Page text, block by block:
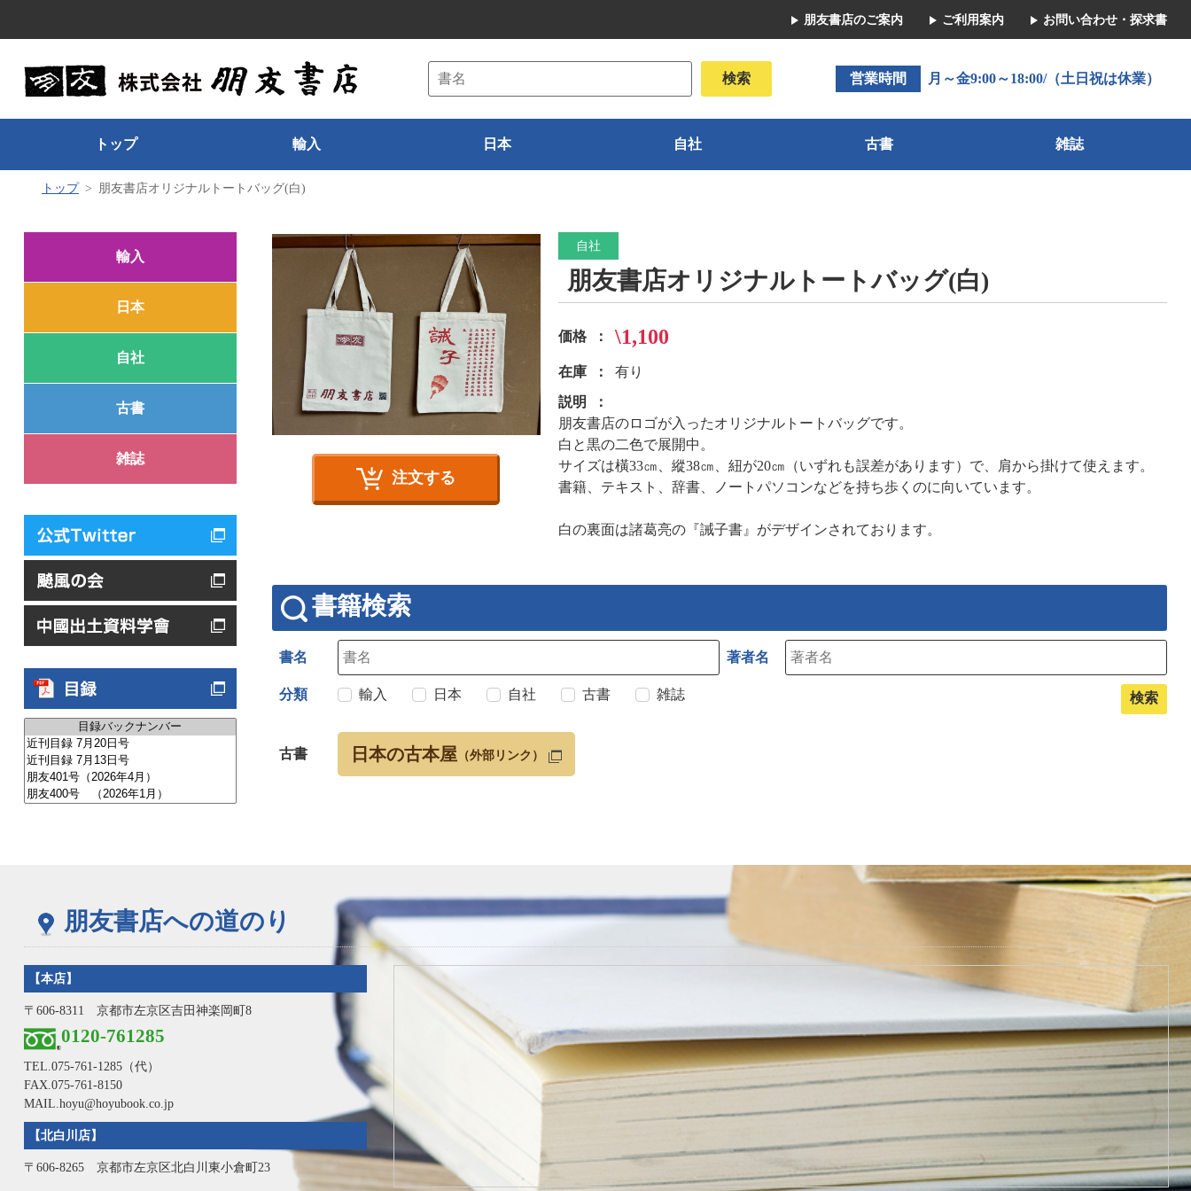
朋友書店のご案内 ご利用案内 お問い合わせ・探求書
営業時間 月～金9:00～18:00/（土日祝は休業）
トップ 輸入 日本 自社 古書 雑誌
トップ 朋友書店オリジナルトートバッグ(白)
輸入
日本
自社
古書
雑誌
注文する
自社
朋友書店オリジナルトートバッグ(白)
価格 \1,100
在庫
有り
説明
朋友書店のロゴが入ったオリジナルトートバッグです。
白と黒の二色で展開中。
サイズは橫33㎝、縱38㎝、紐が20㎝（いずれも誤差があります）で、肩から掛けて使えます。
書籍、テキスト、辞書、ノートパソコンなどを持ち歩くのに向いています。
白の裏面は諸葛亮の『誡子書』がデザインされております。
書籍検索
書名 著者名
分類 輸入 日本 自社 古書 雑誌
古書 日本の古本屋 （外部リンク）
朋友書店への道のり
【本店】
〒606-8311 京都市左京区吉田神楽岡町8
0120-761285
TEL. 075-761-1285（代）
FAX.075-761-8150
MAIL.hoyu@hoyubook.co.jp
【北白川店】
〒606-8265 京都市左京区北白川東小倉町23